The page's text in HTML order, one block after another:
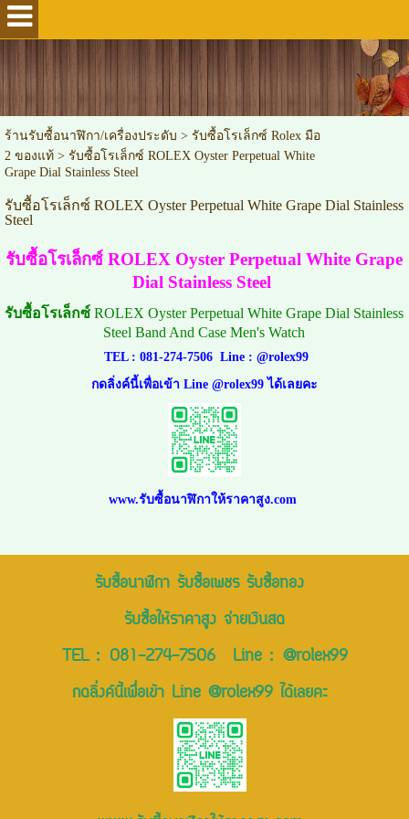
ร้านรับซื้อนาฬิกา/เครื่องประดับ > รับซื้อโรเล็กซ์ Rolex มือ
2 ของแท้> รับซื้อโรเล็กซ์ ROLEX Oyster Perpetual White
Grape Dial Stainless Steel
รับซื้อโรเล็กซ์ ROLEX Oyster Perpetual White Grape Dial Stainless
Steel
รับซื้อโรเล็กซ์ ROLEX Oyster Perpetual White Grape
Dial Stainless Steel
รับซื้อโรเล็กซ์ ROLEX Oyster Perpetual White Grape Dial Stainless
Steel Band And Case Men's Watch
TEL : 081-274-7506Line : @rolex99
กดลิ่งค์นี้เพื่อเข้า Line @rolex99 ได้เลยคะ
www.รับซื้อนาฬิกาให้ราคาสูง.com
รับซื้อนาฬิกา รับซื้อเพชร รับซื้อทอง
รับซื้อให้ราคาสูง จ่ายเงินสด
TEL : 081-274-7506Line : @rolex99
กดลิ่งค์นี้เพื่อเข้า Line @rolex99 ได้เลยคะ